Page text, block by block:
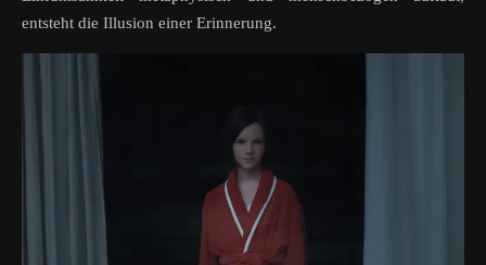
entsteht die Illusion einer Erinnerung.